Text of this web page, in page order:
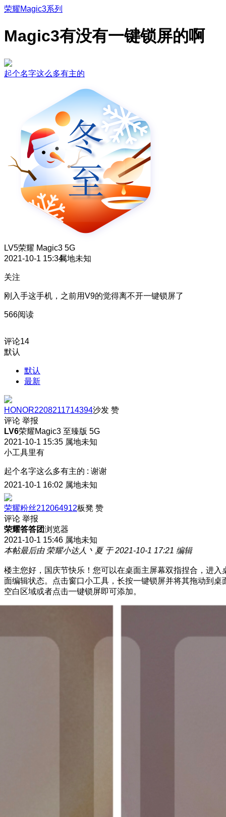
荣耀Magic3系列
Magic3有没有一键锁屏的啊
起个名字这么多有主的
LV5荣耀 Magic3 5G
2021-10-1 15:34属地未知
关注
刚入手这手机，之前用V9的觉得离不开一键锁屏了
566阅读
评论14
默认
默认
最新
HONOR2208211714394沙发 赞
评论 举报
LV6荣耀Magic3 至臻版 5G
2021-10-1 15:35 属地未知
小工具里有
起个名字这么多有主的 : 谢谢
2021-10-1 16:02 属地未知
荣耀粉丝212064912板凳 赞
评论 举报
荣耀答答团浏览器
2021-10-1 15:46 属地未知
本帖最后由 荣耀小达人丶夏 于 2021-10-1 17:21 编辑
楼主您好，国庆节快乐！您可以在桌面主屏幕双指捏合，进入
面编辑状态。点击窗口小工具，长按一键锁屏并将其拖动到桌
空白区域或者点击一键锁屏即可添加。